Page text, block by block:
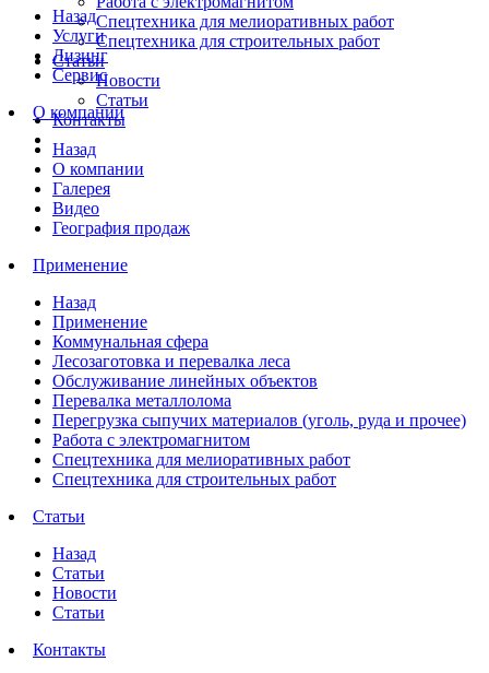
Спецтехника для мелиоративных работ
Спецтехника для строительных работ
Статьи
Новости
Статьи
Контакты
Назад
Услуги
Лизинг
Сервис
О компании
Назад
О компании
Галерея
Видео
География продаж
Применение
Назад
Применение
Коммунальная сфера
Лесозаготовка и перевалка леса
Обслуживание линейных объектов
Перевалка металлолома
Перегрузка сыпучих материалов (уголь, руда и прочее)
Работа с электромагнитом
Спецтехника для мелиоративных работ
Спецтехника для строительных работ
Статьи
Назад
Статьи
Новости
Статьи
Контакты